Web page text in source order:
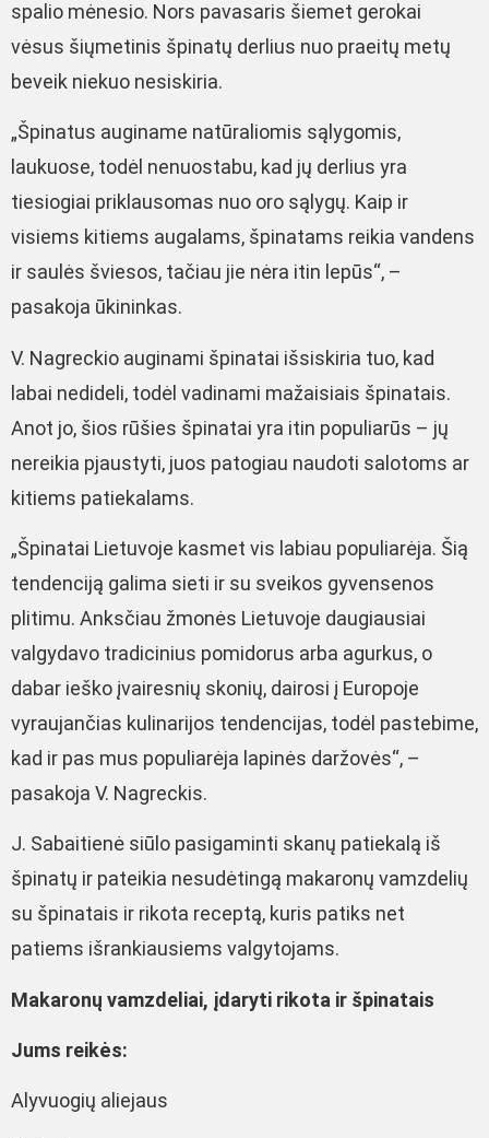
spalio mėnesio. Nors pavasaris šiemet gerokai
vėsus šiųmetinis špinatų derlius nuo praeitų metų
beveik niekuo nesiskiria.
„Špinatus auginame natūraliomis sąlygomis,
laukuose, todėl nenuostabu, kad jų derlius yra
tiesiogiai priklausomas nuo oro sąlygų. Kaip ir
visiems kitiems augalams, špinatams reikia vandens
ir saulės šviesos, tačiau jie nėra itin lepūs“, –
pasakoja ūkininkas.
V. Nagreckio auginami špinatai išsiskiria tuo, kad
labai nedideli, todėl vadinami mažaisiais špinatais.
Anot jo, šios rūšies špinatai yra itin populiarūs – jų
nereikia pjaustyti, juos patogiau naudoti salotoms ar
kitiems patiekalams.
„Špinatai Lietuvoje kasmet vis labiau populiarėja. Šią
tendenciją galima sieti ir su sveikos gyvensenos
plitimu. Anksčiau žmonės Lietuvoje daugiausiai
valgydavo tradicinius pomidorus arba agurkus, o
dabar ieško įvairesnių skonių, dairosi į Europoje
vyraujančias kulinarijos tendencijas, todėl pastebime,
kad ir pas mus populiarėja lapinės daržovės“, –
pasakoja V. Nagreckis.
J. Sabaitienė siūlo pasigaminti skanų patiekalą iš
špinatų ir pateikia nesudėtingą makaronų vamzdelių
su špinatais ir rikota receptą, kuris patiks net
patiems išrankiausiems valgytojams.
Makaronų vamzdeliai, įdaryti rikota ir špinatais
Jums reikės:
Alyvuogių aliejaus